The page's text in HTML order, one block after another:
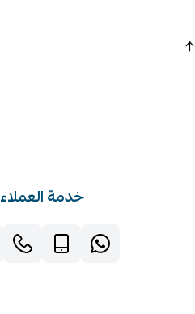
خدمة العملاء